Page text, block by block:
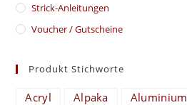
Strick-Anleitungen
Voucher / Gutscheine
Produkt Stichworte
Acryl Alpaka Aluminium